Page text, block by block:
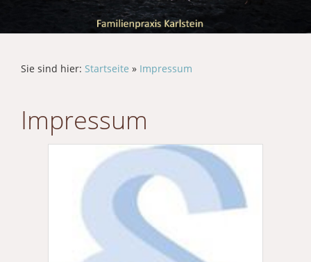
Sie sind hier: Startseite » Impressum
Impressum